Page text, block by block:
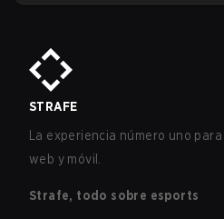
STRAFE
La experiencia número uno
web y móvil.
Strafe, todo sobre esports